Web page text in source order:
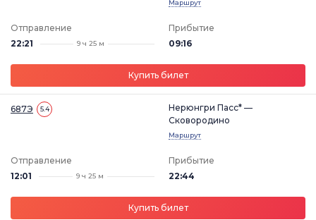
Маршрут
Отправление
22:21
9 ч 25 м
Прибытие
09:16
Купить билет
687Э 5.4
Нерюнгри Пасс* —
Сковородино
Маршрут
Отправление
12:01
9 ч 25 м
Прибытие
22:44
Купить билет